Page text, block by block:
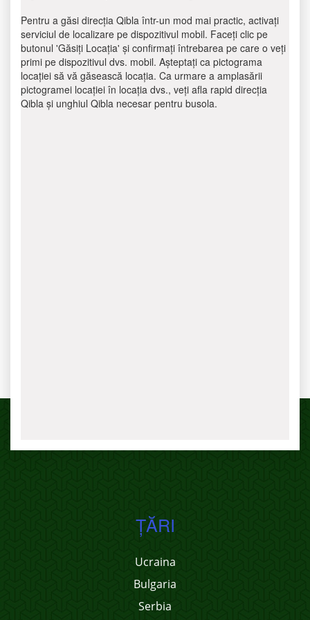
Pentru a găsi direcția Qibla într-un mod mai practic, activați
serviciul de localizare pe dispozitivul mobil. Faceți clic pe
butonul 'Găsiți Locația' și confirmați întrebarea pe care o veți
primi pe dispozitivul dvs. mobil. Așteptați ca pictograma
locației să vă găsească locația. Ca urmare a amplasării
pictogramei locației în locația dvs., veți afla rapid direcția
Qibla și unghiul Qibla necesar pentru busola.
ŢĂRI
Ucraina
Bulgaria
Serbia